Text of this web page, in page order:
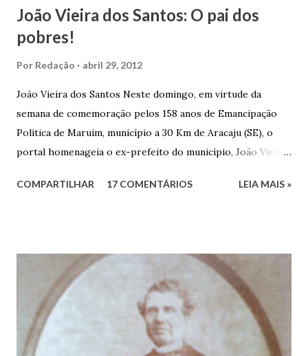
João Vieira dos Santos: O pai dos
pobres!
Por Redação abril 29, 2012
João Vieira dos Santos Neste domingo, em virtude da
semana de comemoração pelos 158 anos de Emancipação
Política de Maruim, município a 30 Km de Aracaju (SE), o
portal homenageia o ex-prefeito do município, João Vieira
Vieira dos Santos e Arlinda Barroso dos Santos, nasceu em
infância pobre, João Vieira não pôde se dedicar aos
estudos, e então passou a colocar o trabalho em primeiro
plano para auxiliar na renda familiar. No comércio foi
garçon, dono de bar, de armarinho e depois de uma
panificação. “Ao contrário de muitos, que renegam suas
COMPARTILHAR 17 COMENTÁRIOS LEIA MAIS »